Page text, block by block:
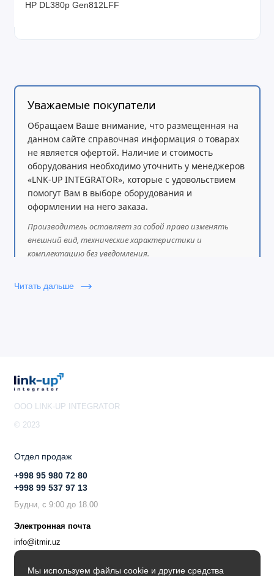
HP DL380p Gen812LFF
Уважаемые покупатели
Обращаем Ваше внимание, что размещенная на
данном сайте справочная информация о товарах
не является офертой. Наличие и стоимость
оборудования необходимо уточнить у менеджеров
«LNK-UP INTEGRATOR», которые с удовольствием
помогут Вам в выборе оборудования и
оформлении на него заказа.
Производитель оставляет за собой право изменять
внешний вид, технические характеристики и
комплектацию без уведомления.
Читать дальше
Мы используем файлы cookie и другие средства
OOO LINK-UP INTEGRATOR
© 2023
Отдел продаж
+998 95 980 72 80
+998 99 537 97 13
Будни, с 9:00 до 18.00
Электронная почта
info@itmir.uz
Поддержка в мессенджере